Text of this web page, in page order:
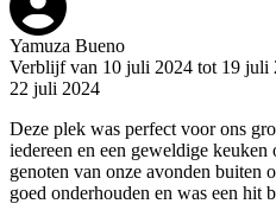
Yamuza Bueno
Verblijf van 10 juli 2024 tot 19 juli
22 juli 2024
Deze plek was perfect voor ons
iedereen en een geweldige
genoten van onze avonden buiten
goed onderhouden en was een hit